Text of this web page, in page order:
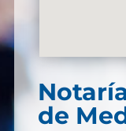
de